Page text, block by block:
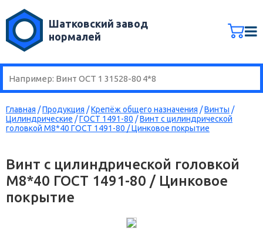
Шатковский завод
нормалей
Главная /Продукция /Крепёж общего назначения /Винты /
Цилиндрические /ГОСТ 1491-80 /Винт с цилиндрической
головкой М8*40 ГОСТ 1491-80 / Цинковое покрытие
Винт с цилиндрической головкой
М8*40 ГОСТ 1491-80 / Цинковое
покрытие